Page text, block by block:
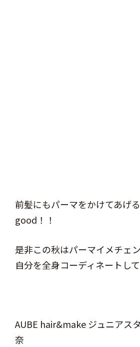
前髪にもパーマをかけてあげ
good！！
是非この秋はパーマイメチェン
自分を全身コーディネートし
AUBE hair&make ジュニアス
奈